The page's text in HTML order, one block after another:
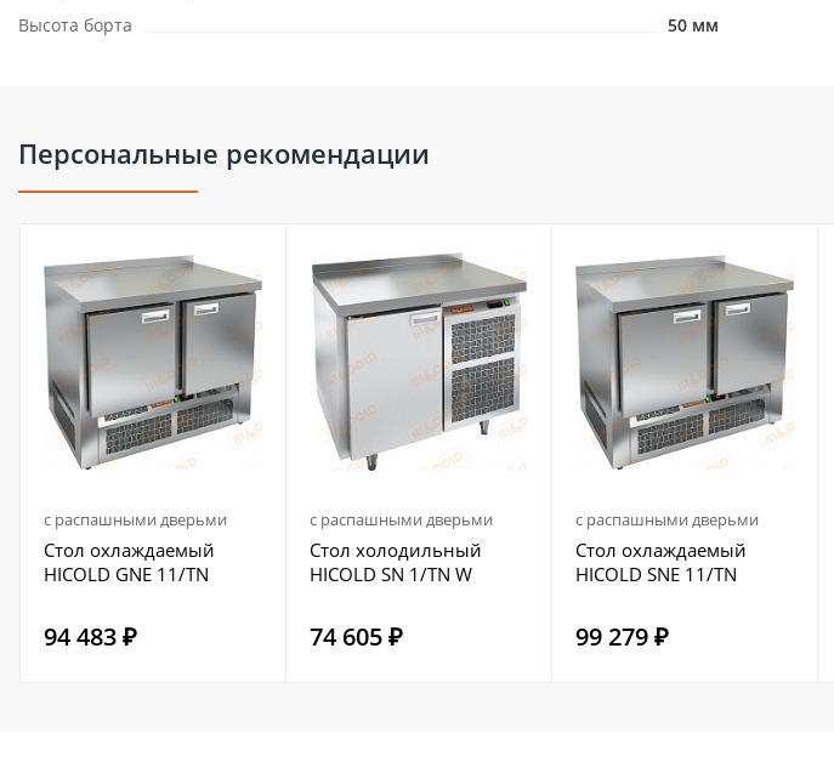
Высота борта
50 мм
Персональные рекомендации
с распашными дверьми
Стол охлаждаемый
HICOLD GNE 11/TN
94 483 ₽
с распашными дверьми
Стол холодильный
HICOLD SN 1/TN W
74 605 ₽
с распашными дверьми
Стол охлаждаемый
HICOLD SNE 11/TN
99 279 ₽